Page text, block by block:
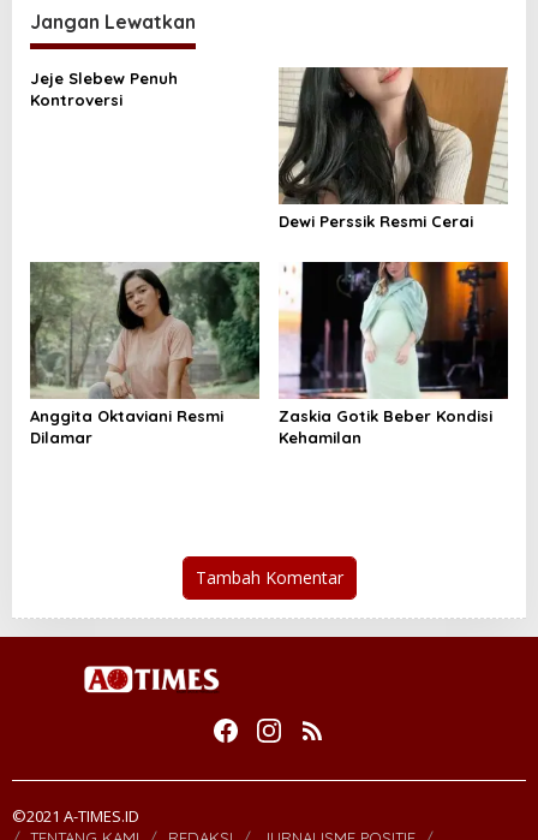
i
g
a
s
Jangan Lewatkan
Jeje Slebew Penuh
Kontroversi
Dewi Perssik Resmi Cerai
Anggita Oktaviani Resmi
Dilamar
Zaskia Gotik Beber Kondisi
Kehamilan
Tambah Komentar
©2021 A-TIMES.ID